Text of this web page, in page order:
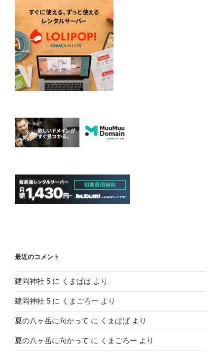
最近のコメント
建岡神社 5 に くまぱぱ より
建岡神社 5 に くまごろー より
夏の八ヶ岳に向かって に くまぱぱ より
夏の八ヶ岳に向かって に くまごろー より